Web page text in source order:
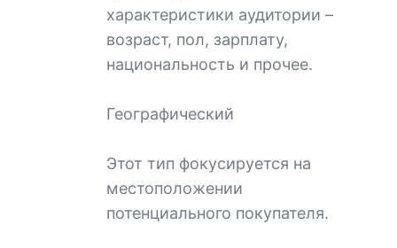
характеристики аудитории –
возраст, пол, зарплату,
национальность и прочее.
Географический
Этот тип фокусируется на
местоположении
потенциального покупателя.